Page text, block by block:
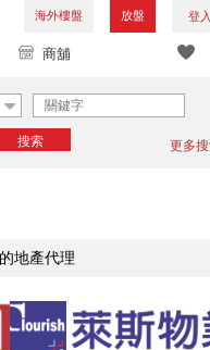
海外樓盤 放盤 登
商舖
搜索 更多
地產代理